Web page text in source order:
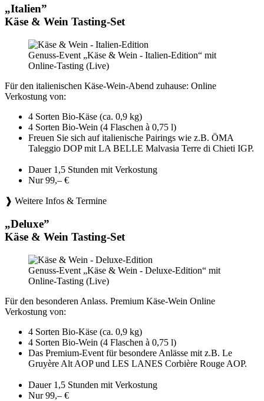
„Italien”
Käse & Wein Tasting-Set
Genuss-Event „Käse & Wein - Italien-Edition“ mit
Online-Tasting (Live)
Für den italienischen Käse-Wein-Abend zuhause: Online
Verkostung von:
4 Sorten Bio-Käse (ca. 0,9 kg)
4 Sorten Bio-Wein (4 Flaschen à 0,75 l)
Freuen Sie sich auf italienische Pairings wie z.B. ÖMA
Taleggio DOP mit LA BELLE Malvasia Terre di Chieti IGP.
Dauer 1,5 Stunden mit Verkostung
Nur 99,– €
❱ Weitere Infos & Termine
„Deluxe”
Käse & Wein Tasting-Set
Genuss-Event „Käse & Wein - Deluxe-Edition“ mit
Online-Tasting (Live)
Für den besonderen Anlass. Premium Käse-Wein Online
Verkostung von:
4 Sorten Bio-Käse (ca. 0,9 kg)
4 Sorten Bio-Wein (4 Flaschen à 0,75 l)
Das Premium-Event für besondere Anlässe mit z.B. Le
Gruyère Alt AOP und LES LANES Corbière Rouge AOP.
Dauer 1,5 Stunden mit Verkostung
Nur 99,– €